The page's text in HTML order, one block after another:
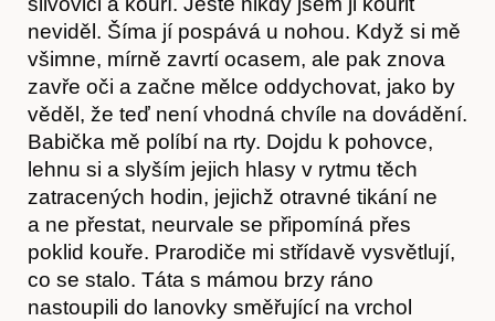
neviděl. Šíma jí pospává u nohou. Když si mě
všimne, mírně zavrtí ocasem, ale pak znova
zavře oči a začne mělce oddychovat, jako by
věděl, že teď není vhodná chvíle na dovádění.
Babička mě políbí na rty. Dojdu k pohovce,
lehnu si a slyším jejich hlasy v rytmu těch
zatracených hodin, jejichž otravné tikání ne
a ne přestat, neurvale se připomíná přes
poklid kouře. Prarodiče mi střídavě vysvětlují,
co se stalo. Táta s mámou brzy ráno
nastoupili do lanovky směřující na vrchol